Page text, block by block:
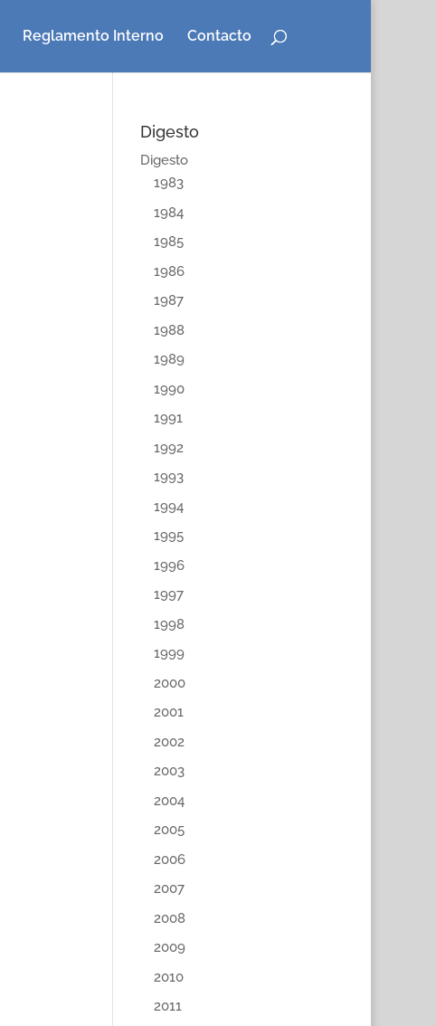
Reglamento Interno Contacto
Digesto
Digesto
1983
1984
1985
1986
1987
1988
1989
1990
1991
1992
1993
1994
1995
1996
1997
1998
1999
2000
2001
2002
2003
2004
2005
2006
2007
2008
2009
2010
2011